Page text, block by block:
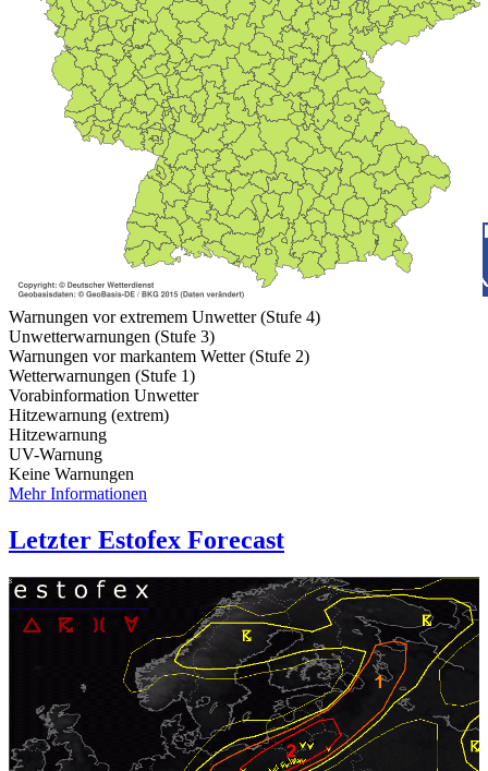
Warnungen vor extremem Unwetter (Stufe 4)
Unwetterwarnungen (Stufe 3)
Warnungen vor markantem Wetter (Stufe 2)
Wetterwarnungen (Stufe 1)
Vorabinformation Unwetter
Hitzewarnung (extrem)
Hitzewarnung
UV-Warnung
Keine Warnungen
Mehr Informationen
Letzter Estofex Forecast